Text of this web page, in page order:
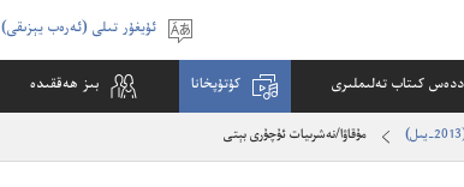
تىل
تاللاڭ
ئۇيغۇر تىلى ‏(‏ئەرەب يېزىقى‏)‏‏‏‏
كىتاب تە‌لىملىرى كۇ‌تۇ‌پخانا بىز ھە‌ققىدە
مۇ‌قاۋا/‏​نە‌شرىيات ئۇ‌چۇ‌رى بېتى